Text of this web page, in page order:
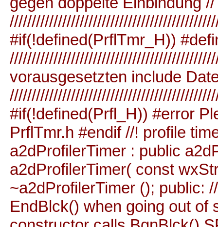
#if(!defined(PrflTmr_H))
vorausgesetzten include
#if(!defined(Prfl_H)) #error
PrflTmr.h #endif //! profile
a2dProfilerTimer : public
a2dProfilerTimer( const
~a2dProfilerTimer (); public:
EndBlck() when going out of